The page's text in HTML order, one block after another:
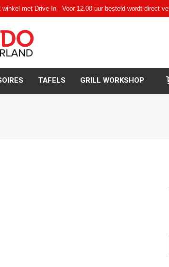
winkel met Drive In - Voor 12.00 uur besteld wordt direct
TAFELS GRILL WORKSHOP